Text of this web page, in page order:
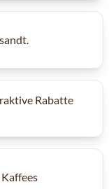
Rabatte